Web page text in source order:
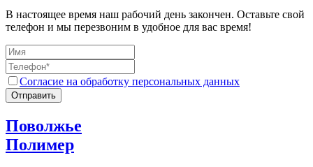
В настоящее время наш рабочий день закончен. Оставьте свой
телефон и мы перезвоним в удобное для вас время!
Согласие на обработку персональных данных
Отправить
Поволжье
Полимер